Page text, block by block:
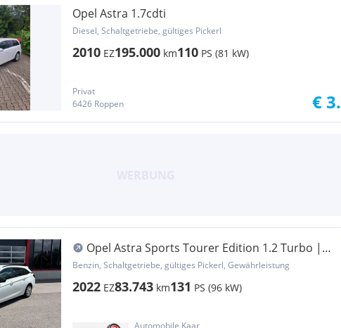
Opel Astra 1.7cdti
Diesel, Schaltgetriebe, gültiges Pickerl
2010 EZ195.000 km110 PS (81 kW)
Privat
6426 Roppen
€
Opel Astra Sports Tourer Edition 1.2 Turbo |
130 PS ...
Benzin, Schaltgetriebe, gültiges Pickerl, Gewährleistung
2022 EZ83.743 km131 PS (96 kW)
Automobile Kaar